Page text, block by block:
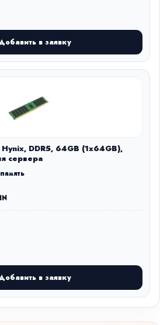
в заявку
DDR5, 64GB (1x64GB),
сервера
в заявку